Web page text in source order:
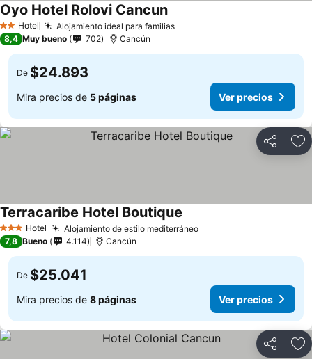
2 Estrellas
Hotel Alojamiento ideal para familias
Oyo Hotel Rolovi Cancun
8,4 Muy bueno 702 Cancún
De $24.893
Mira precios de 5 páginas Ver precios
Compartir
3 Estrellas
Hotel Alojamiento de estilo mediterráneo
Terracaribe Hotel Boutique
7,8 Bueno 4.114 Cancún
De $25.041
Mira precios de 8 páginas Ver precios
Compartir